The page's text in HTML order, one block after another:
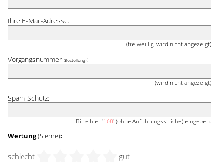
Ihre E-Mail-Adresse:
(freiweillig, wird nicht angezeigt)
Vorgangsnummer (Bestellung):
(wird nicht angezeigt)
Spam-Schutz:
Bitte hier '168' (ohne Anführungsstriche) eingeben.
Wertung(Sterne):
schlecht gut